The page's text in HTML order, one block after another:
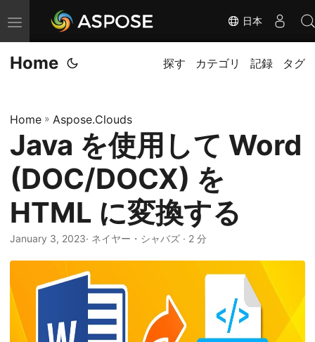
ナ
ビ
ゲ
ョ
切
り
替
え
日本
Home 探す カテゴリ 記録 タグ
Home » Aspose.Clouds
Java を使用して Word
(DOC/DOCX) を
HTML に変換する
January 3, 2023· ネイヤー・シャバズ · 2 分